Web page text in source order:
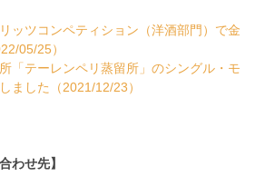
ッツコンペティション（洋酒部門）で金
05/25）
「テーレンペリ蒸留所」のシングル・モ
ました（2021/12/23）
わせ先】